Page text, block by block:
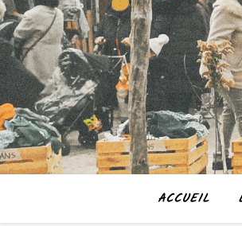
ACCUEIL